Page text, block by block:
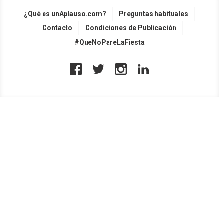
¿Qué es unAplauso.com?
Preguntas habituales
Contacto
Condiciones de Publicación
#QueNoPareLaFiesta